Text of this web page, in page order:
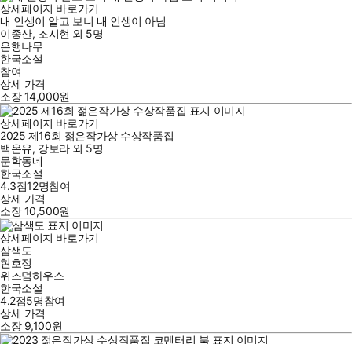
상세페이지 바로가기
내 인생이 알고 보니 내 인생이 아님
이종산, 조시현 외 5명
은행나무
한국소설
참여
상세 가격
소장14,000원
상세페이지 바로가기
2025 제16회 젊은작가상 수상작품집
백온유, 강보라외 5명
문학동네
한국소설
4.3점12명참여
상세 가격
소장10,500원
상세페이지 바로가기
삼색도
현호정
위즈덤하우스
한국소설
4.2점5명참여
상세 가격
소장 9,100원